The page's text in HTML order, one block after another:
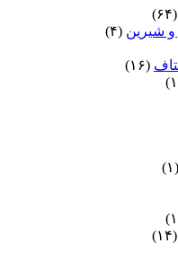
(۶۴)
شیرین (۴)
(۱۶)
(۱)
(۱۴)